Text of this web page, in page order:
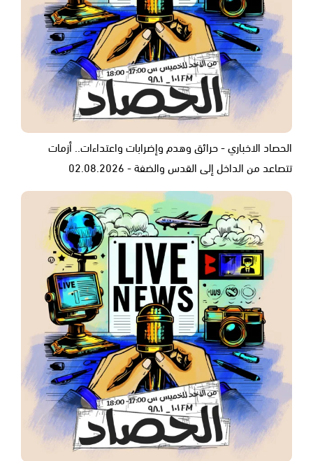
الحصاد الاخباري - حرائق وهدم وإضرابات واعتداءات.. أزمات
تتصاعد من الداخل إلى القدس والضفة - 02.08.2026